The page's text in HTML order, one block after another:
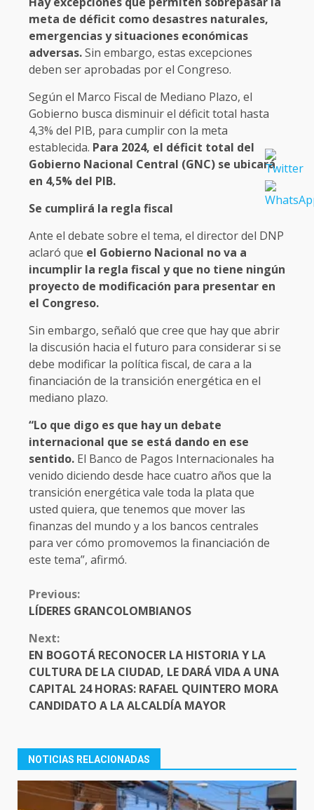
meta de déficit como desastres naturales,
emergencias y situaciones económicas
adversas.Sin embargo, estas excepciones
deben ser aprobadas por el Congreso.
Según el Marco Fiscal de Mediano Plazo, el
Gobierno busca disminuir el déficit total hasta
4,3% del PIB, para cumplir con la meta
establecida. Para 2024, el déficit total del
Gobierno Nacional Central (GNC) se ubicará
en 4,5% del PIB.
Se cumplirá la regla fiscal
Ante el debate sobre el tema, el director del DNP
aclaró que el Gobierno Nacional no va a
incumplir la regla fiscal y que no tiene ningún
proyecto de modificación para presentar en
el Congreso.
Sin embargo, señaló que cree que hay que abrir
la discusión hacia el futuro para considerar si se
debe modificar la política fiscal, de cara a la
financiación de la transición energética en el
mediano plazo.
“Lo que digo es que hay un debate
internacional que se está dando en ese
sentido. El Banco de Pagos Internacionales ha
venido diciendo desde hace cuatro años que la
transición energética vale toda la plata que
usted quiera, que tenemos que mover las
finanzas del mundo y a los bancos centrales
para ver cómo promovemos la financiación de
este tema”, afirmó.
CONTINUE
READING
Previous:
LÍDERES GRANCOLOMBIANOS
Next:
EN BOGOTÁ RECONOCER LA HISTORIA Y LA
CULTURA DE LA CIUDAD, LE DARÁ VIDA A UNA
CAPITAL 24 HORAS: RAFAEL QUINTERO MORA
CANDIDATO A LA ALCALDÍA MAYOR
NOTICIAS RELACIONADAS